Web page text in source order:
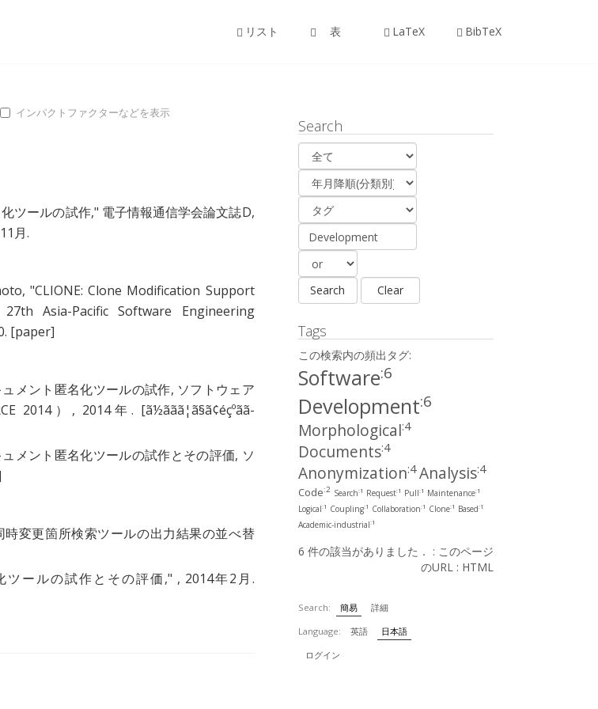
リスト 表 LaTeX BibTeX
インパクトファクターなどを表示
ツールの試作," 電子情報通信学会論文誌D,
月.
, "CLIONE: Clone Modification Support
Asia-Pacific Software Engineering
[paper]
メント匿名化ツールの試作, ソフトウェア
2014）, 2014年. [ã½ããã¦ã§ã¢éçºãã­
メント匿名化ツールの試作とその評価, ソ
変更箇所検索ツールの出力結果の並べ替
ツールの試作とその評価," , 2014年2月.
Search
Tags
この検索内の頻出タグ:
Software:6
Development:6
Morphological:4
Documents:4
Anonymization:4 Analysis:4
Code:2 Search:1 Request:1 Pull:1 Maintenance:1
Logical:1 Coupling:1 Collaboration:1 Clone:1 Based:1
Academic-industrial:1
6 件の該当がありました． : このページ
のURL : HTML
Search: 簡易
詳細
Language:
英語
日本語
ログイン